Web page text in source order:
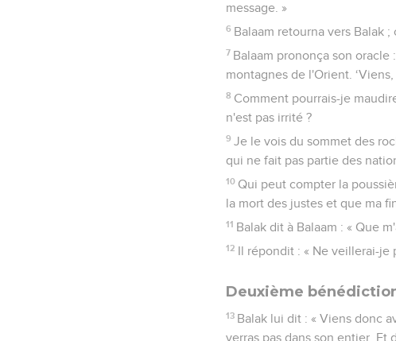
message. »
6 Balaam retourna vers Balak
7 Balaam prononça son
montagnes de l'Orient.
8 Comment pourrais-je
n'est pas irrité ?
9 Je le vois du sommet des
qui ne fait pas partie des
10 Qui peut compter la
la mort des justes et que ma
11 Balak dit à Balaam : « Que
12 Il répondit : « Ne veillerai-je
Deuxième
13 Balak lui dit : « Viens donc
verras pas dans son entier. Et